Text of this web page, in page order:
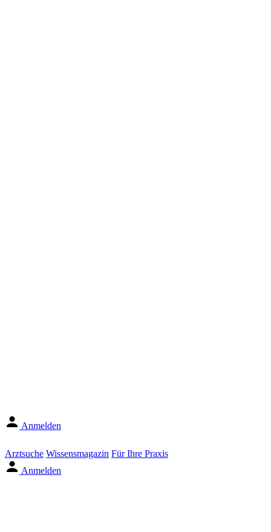
Anmelden
Arztsuche Wissensmagazin Für Ihre Praxis
Anmelden